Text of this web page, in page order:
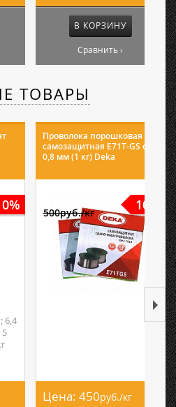
В КОРЗИНУ
Сравнить ›
ТОВАРЫ
6,4
Проволока порошковая
самозащитная E71T-GS ф
0,8 мм (1 кг) Deka
10%
500руб./кг
Цена: 450руб./кг